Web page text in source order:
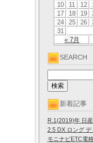
« 7月
10
11 12
17
18 19
24
25 26
31
SEARCH
新着記事
R.1(2019)年 日
2.5 DX ロング
モニナビETC電